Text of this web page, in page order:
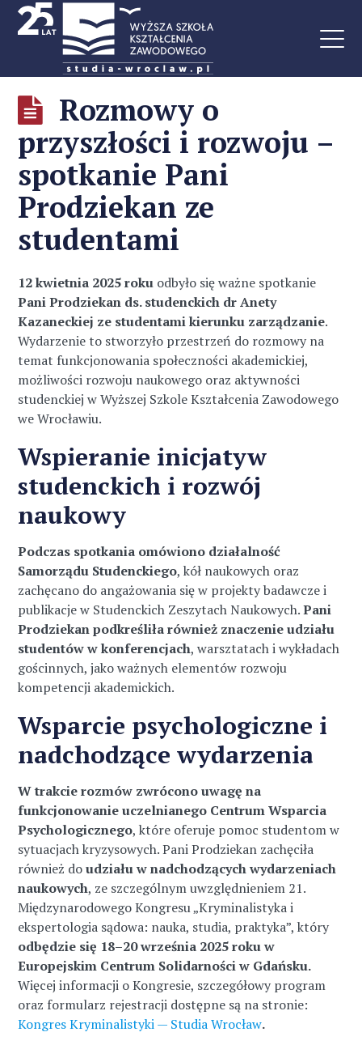
Rozmowy o
przyszłości i rozwoju –
spotkanie Pani
Prodziekan ze
studentami
12 kwietnia 2025 roku odbyło się ważne spotkanie
Pani Prodziekan ds. studenckich dr Anety
Kazaneckiej ze studentami kierunku zarządzanie.
Wydarzenie to stworzyło przestrzeń do rozmowy na
temat funkcjonowania społeczności akademickiej,
możliwości rozwoju naukowego oraz aktywności
studenckiej w Wyższej Szkole Kształcenia Zawodowego
we Wrocławiu.
Wspieranie inicjatyw
studenckich i rozwój
naukowy
Podczas spotkania omówiono działalność
Samorządu Studenckiego, kół naukowych oraz
zachęcano do angażowania się w projekty badawcze i
publikacje w Studenckich Zeszytach Naukowych.Pani
Prodziekan podkreśliła również znaczenie udziału
studentów w konferencjach, warsztatach i wykładach
gościnnych, jako ważnych elementów rozwoju
kompetencji akademickich.
Wsparcie psychologiczne i
nadchodzące wydarzenia
W trakcie rozmów zwrócono uwagę na
funkcjonowanie uczelnianego Centrum Wsparcia
Psychologicznego, które oferuje pomoc studentom w
sytuacjach kryzysowych. Pani Prodziekan zachęciła
również doudziału w nadchodzących wydarzeniach
naukowych, ze szczególnym uwzględnieniem 21.
Międzynarodowego Kongresu „Kryminalistyka i
ekspertologia sądowa: nauka, studia, praktyka”, który
odbędzie się 18–20 września 2025 roku w
Europejskim Centrum Solidarności w Gdańsku.
Więcej informacji o Kongresie, szczegółowy program
oraz formularz rejestracji dostępne są na stronie:
Kongres Kryminalistyki — Studia Wrocław.